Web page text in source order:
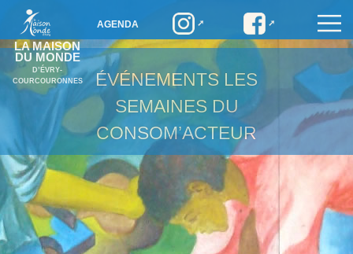
LA MAISON
DU MONDE
D’ÉVRY-
COURCOURONNES
AGENDA
ÉVÉNEMENTS LES
SEMAINES DU
CONSOM’ACTEUR